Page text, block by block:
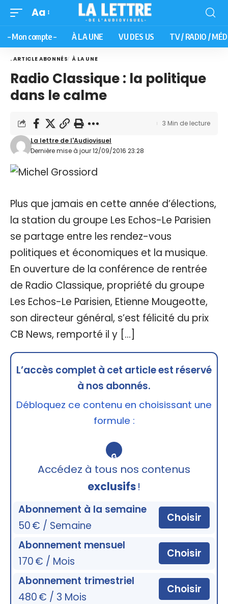
Aa
– Mon compte – À LA UNE VU DES US TV / RADIO /
. ARTICLE ABONNÉS À LA UNE
Radio Classique : la politique
dans le calme
Dernière mise à jour 12/09/2016 23:28
La lettre de l'Audiovisuel
3 Min de lecture
Plus que jamais en cette année d’élections,
la station du groupe Les Echos-Le Parisien
se partage entre les rendez-vous
politiques et économiques et la musique.
En ouverture de la conférence de rentrée
de Radio Classique, propriété du groupe
Les Echos-Le Parisien, Etienne Mougeotte,
son directeur général, s’est félicité du prix
CB News, remporté il y […]
L’accès complet à cet article est réservé
à nos abonnés.
Débloquez ce contenu en choisissant une
formule :
🔒
Accédez à tous nos contenus
exclusifs!
Abonnement à la semaine
50 € / Semaine
Choisir
Abonnement mensuel
170 € / Mois
Choisir
Abonnement trimestriel
480 € / 3 Mois
Choisir